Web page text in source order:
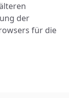
der
für die